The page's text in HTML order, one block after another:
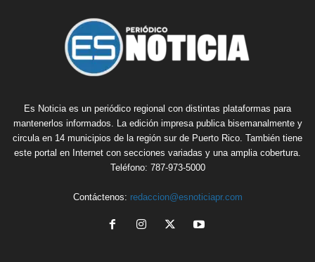
Es Noticia es un periódico regional con distintas plataformas para
mantenerlos informados. La edición impresa publica bisemanalmente y
circula en 14 municipios de la región sur de Puerto Rico. También tiene
este portal en Internet con secciones variadas y una amplia cobertura.
Teléfono: 787-973-5000
Contáctenos: redaccion@esnoticiapr.com